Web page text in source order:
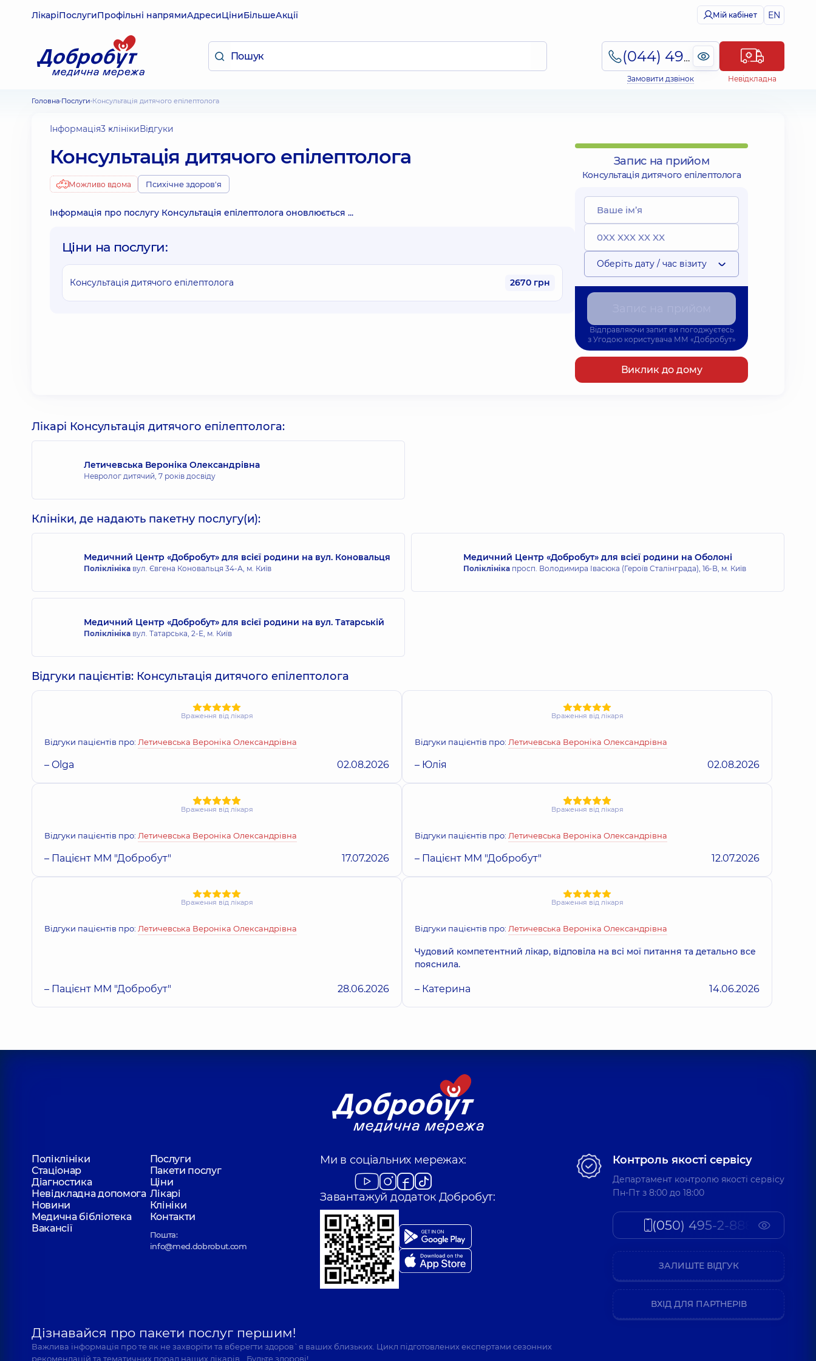
ЛікаріПослугиПрофільні напрямиАдресиЦіниБільшеАкції Мій кабінет EN
(044) 495-2-888
Замовити дзвінок Невідкладна
Головна Послуги Консультація дитячого епілептолога
Інформація3 клінікиВідгуки
Консультація дитячого епілептолога
Можливо вдома Психічне здоров'я
Інформація про послугу Консультація епілептолога оновлюється ...
Ціни на послуги:
Консультація дитячого епілептолога 2670 грн
Запис на прийом
Консультація дитячого епілептолога
Оберіть дату / час візиту
Відправляючи запит ви погоджуєтесь
з Угодою користувача ММ «Добробут»
Виклик до дому
Лікарі Консультація дитячого епілептолога:
Летичевська Вероніка Олександрівна
Невролог дитячий, 7 років досвіду
Клініки, де надають пакетну послугу(и):
Медичний Центр «Добробут» для всієї родини на вул. Коновальця
Поліклініка вул. Євгена Коновальця 34-А, м. Київ
Медичний Центр «Добробут» для всієї родини на Оболоні
Поліклініка просп. Володимира Івасюка (Героїв Сталінграда), 16-В, м. Київ
Медичний Центр «Добробут» для всієї родини на вул. Татарській
Поліклініка вул. Татарська, 2-Е, м. Київ
Відгуки пацієнтів: Консультація дитячого епілептолога
Враження від лікаря
Відгуки пацієнтів про: Летичевська Вероніка Олександрівна
– Olga 02.08.2026
Враження від лікаря
Відгуки пацієнтів про: Летичевська Вероніка Олександрівна
– Юлія 02.08.2026
Враження від лікаря
Відгуки пацієнтів про: Летичевська Вероніка Олександрівна
– Пацієнт ММ "Добробут" 17.07.2026
Враження від лікаря
Відгуки пацієнтів про: Летичевська Вероніка Олександрівна
– Пацієнт ММ "Добробут" 12.07.2026
Враження від лікаря
Відгуки пацієнтів про: Летичевська Вероніка Олександрівна
– Пацієнт ММ "Добробут" 28.06.2026
Враження від лікаря
Відгуки пацієнтів про: Летичевська Вероніка Олександрівна
Чудовий компетентний лікар, відповіла на всі мої питання та детально все
пояснила.
– Катерина 14.06.2026
Поліклініки
Послуги
Стаціонар
Пакети послуг
Діагностика
Ціни
Невідкладна допомога Лікарі
Новини
Клініки
Медична бібліотека
Контакти
Вакансії
Пошта:
info@med.dobrobut.com
Ми в соціальних мережах:
Завантажуй додаток Добробут:
Дізнавайся про пакети послуг першим!
Важлива інформація про те як не захворіти та вберегти здоров`я ваших близьких. Цикл підготовлених експертами сезонних
рекомендацій та тематичних порад наших лікарів… Будьте здорові!
Контроль якості сервісу
Департамент контролю якості сервісу
Пн-Пт з 8:00 до 18:00
(050) 495-2-888
ЗАЛИШТЕ ВІДГУК
ВХІД ДЛЯ ПАРТНЕРІВ